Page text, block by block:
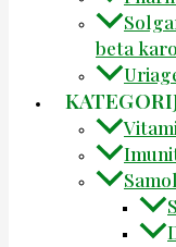
beta